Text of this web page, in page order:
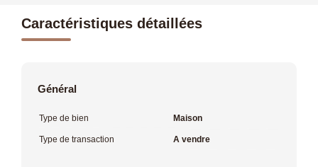
Caractéristiques détaillées
Général
Type de bien Maison
Type de transaction A vendre